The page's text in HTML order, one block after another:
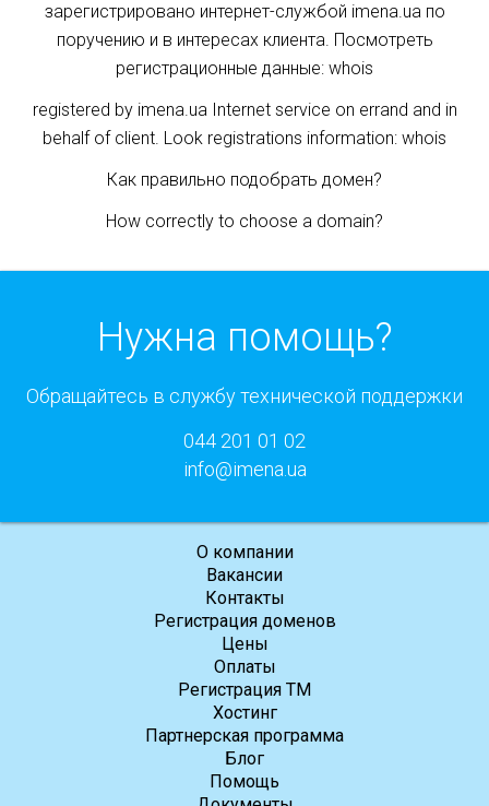
зарегистрировано интернет-службой imena.ua по
поручению и в интересах клиента. Посмотреть
регистрационные данные: whois
registered by imena.ua Internet service on errand and in
behalf of client. Look registrations information: whois
Как правильно подобрать домен?
How correctly to choose a domain?
Нужна помощь?
Обращайтесь в службу технической поддержки
044 201 01 02
info@imena.ua
О компании
Вакансии
Контакты
Регистрация доменов
Цены
Оплаты
Регистрация ТМ
Хостинг
Партнерская программа
Блог
Помощь